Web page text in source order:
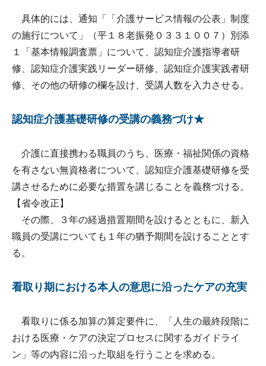
具体的には、通知「「介護サービス情報の公表」制度
の施行について」（平１８老振発０３３１００７）別添
１「基本情報調査票」について、認知症介護指導者研
修、認知症介護実践リーダー研修、認知症介護実践者研
修、その他の研修の欄を設け、受講人数を入力させる。
認知症介護基礎研修の受講の義務づけ★
介護に直接携わる職員のうち、医療・福祉関係の資格
を有さない無資格者について、認知症介護基礎研修を受
講させるために必要な措置を講じることを義務づける。
【省令改正】
その際、３年の経過措置期間を設けるとともに、新入
職員の受講についても１年の猶予期間を設けることとす
る。
看取り期における本人の意思に沿ったケアの充実
看取りに係る加算の算定要件に、「人生の最終段階に
おける医療・ケアの決定プロセスに関するガイドライ
ン」等の内容に沿った取組を行うことを求める。